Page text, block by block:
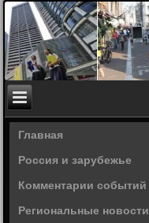
Главная
Россия и зарубежье
Комментарии событий
Региональные новости